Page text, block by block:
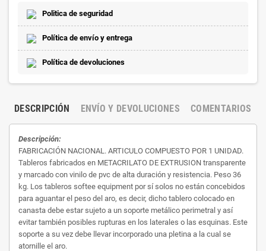
Politica de seguridad
Política de envío y entrega
Política de devoluciones
DESCRIPCIÓN ENVÍO Y DEVOLUCIONES COMENTARIOS
Descripción:
FABRICACIÓN NACIONAL. ARTICULO COMPUESTO POR 1 UNIDAD.
Tableros fabricados en METACRILATO DE EXTRUSION transparente
y marcado con vinilo de pvc de alta duración y resistencia. Peso 36
kg. Los tableros softee equipment por sí solos no están concebidos
para aguantar el peso del aro, es decir, dicho tablero colocado en
canasta debe estar sujeto a un soporte metálico perimetral y así
evitar también posibles rupturas en los laterales o las esquinas. Este
soporte a su vez debe llevar incorporado una pletina a la cual se
atornille el aro.